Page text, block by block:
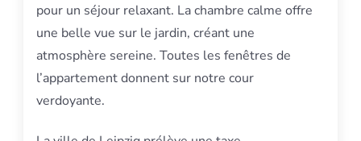
pour un séjour relaxant. La chambre calme offre
une belle vue sur le jardin, créant une
atmosphère sereine. Toutes les fenêtres de
l’appartement donnent sur notre cour
verdoyante.